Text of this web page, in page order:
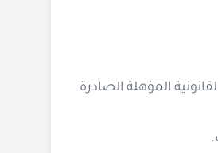
المؤهلة الصادرة